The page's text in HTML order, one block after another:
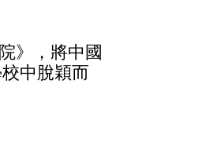
》，將中國
中脫穎而